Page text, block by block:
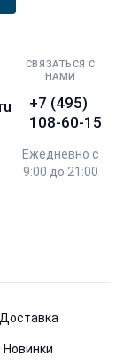
СВЯЗАТЬСЯ С
НАМИ
+7 (495)
108-60-15
Ежедневно с
9:00 до 21:00
Доставка
Новинки